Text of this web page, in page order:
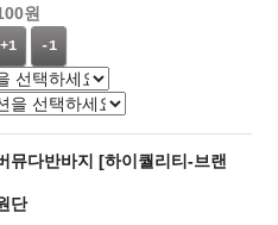
원
+1 -1
뮤다반바지 [하이퀄리티-브랜
단